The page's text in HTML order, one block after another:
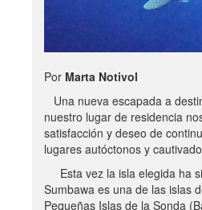
Por Marta Notivol
Una nueva escapada a
nuestro lugar de residencia
satisfacción y deseo de
lugares autóctonos y
Esta vez la isla elegida ha
Sumbawa es una de las islas
Pequeñas Islas de la Sonda